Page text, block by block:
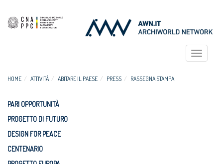
Toggle
HOME ATTIVITÀ ABITARE IL PAESE PRESS RASSEGNA STAMPA
PARI OPPORTUNITÀ
PROGETTO DI FUTURO
DESIGN FOR PEACE
CENTENARIO